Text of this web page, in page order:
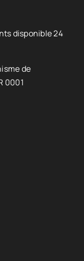
disponible 24
de
0001